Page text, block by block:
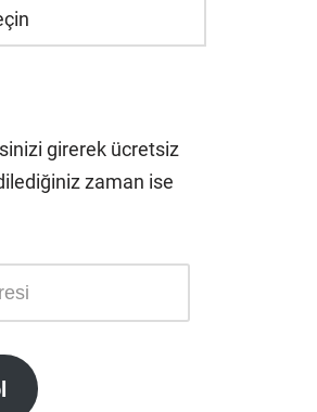
girerek ücretsiz
zaman ise